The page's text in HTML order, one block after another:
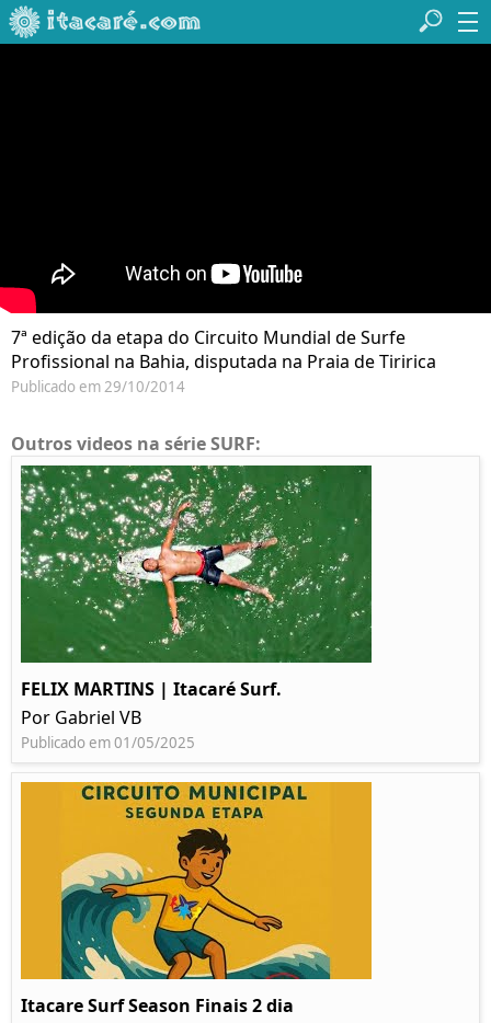
7ª edição da etapa do Circuito Mundial de Surfe
Profissional na Bahia, disputada na Praia de Tiririca
Publicado em 29/10/2014
Outros videos na série SURF:
FELIX MARTINS | Itacaré Surf.
Por Gabriel VB
Publicado em 01/05/2025
Itacare Surf Season Finais 2 dia